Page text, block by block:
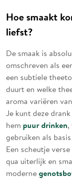
Hoe smaakt
liefst?
De smaak is
omschreven als
een subtiele
duurt en welke
aroma variëren van
Je kunt deze
hem puur drinken,
gebruiken als
Een scheutje
qua uiterlijk en
moderne